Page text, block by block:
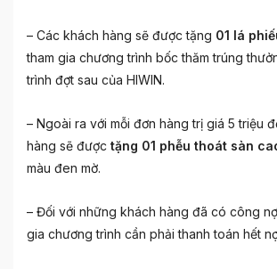
– Các khách hàng sẽ được tặng 01 lá
tham gia chương trình bốc thăm trúng
trình đợt sau của HIWIN.
– Ngoài ra với mỗi đơn hàng trị giá 5 triệu
hàng sẽ được tặng 01 phễu thoát sàn
màu đen mờ.
– Đối với những khách hàng đã có công
gia chương trình cần phải thanh toán hết